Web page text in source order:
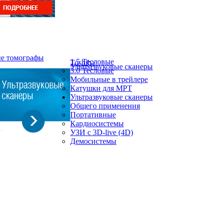
томографы
Ультразвуковые сканеры
Toshiba
1.5 Тесловые
3.0 Тесловые
Мобильные в трейлере
Катушки для МРТ
Ультразвуковые сканеры
Общего применения
Портативные
Кардиосистемы
УЗИ с 3D-live (4D)
Демосистемы